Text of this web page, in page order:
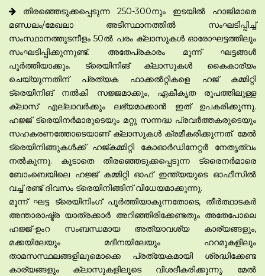
തിരഞ്ഞെടുക്കപ്പെടുന്ന 250-300നും ഇടയിൽ ഹാജിമാരെ
മണ്ഡലം/മേഖലാ അടിസ്ഥാനത്തിൽ സംഘടിപ്പിച്ച്
സംസ്ഥാനത്തുടനീളം 50ൽ പരം ക്ലാസുകൾ ഓരോഘട്ടത്തിലും
സംഘടിപ്പിക്കുന്നുണ്ട്. അതേപ്രകാരം മൂന്ന് ഘട്ടങ്ങൾ
പൂർത്തിയാക്കും. ട്രെയിനിങ് ക്ലാസുകൾ കൈകാര്യം
ചെയ്യുന്നതിന് പ്രത്യക ഫാക്കൽറ്റികളെ ഹജ് കമ്മിറ്റി
ട്രെയിനിങ് നൽകി സജ്ജമാക്കും, ഏകീകൃത രൂപത്തിലുള്ള
ക്ലാസ് എല്ലാവർക്കും ലഭ്യമാക്കാൻ ഇത് ഉപകരിക്കുന്നു.
ഹജ്ജ് ട്രെയിനർമാരുടെയും മറ്റു സന്നദ്ധ പ്രവർത്തകരുടെയും
സഹകരണത്തോടെയാണ് ക്ലാസുകൾ ക്രമീകരിക്കുന്നത്. മേൽ
ട്രെയിനിങ്ങുകൾക്ക് ഹജ്കമ്മിറ്റി കോഓർഡിനേറ്റർ നേതൃത്വം
നൽകുന്നു. കൂടാതെ തിരഞ്ഞെടുക്കപ്പെടുന്ന ട്രൈനർമാരെ
ബോംബെയിലെ ഹജ്ജ് കമ്മിറ്റി ഓഫ് ഇന്ത്യയുടെ ഓഫീസിൽ
വച്ച് രണ്ട് ദിവസം ട്രെയിനിങ്ങിന് വിധേയമാക്കുന്നു.
മൂന്ന് ഘട്ട ട്രെയിനിംഗ് പൂർത്തിയാകുന്നതോടെ, തീർത്ഥാടകർ
അന്താരാഷ്ട്ര യാത്രക്കാർ അറിഞ്ഞിരിക്കേണ്ടതും അതേപോലെ
ഹജ്ജ്-ഉംറ സംബന്ധമായ അത്യാവശ്യ കാര്യങ്ങളും,
മക്കയിലേയും മദീനയിലേയും ഹറമുകളിലും
താമസസ്ഥലങ്ങളിലുമൊക്കെ പ്രത്യേകമായി ശ്രദ്ധിക്കേണ്ട
കാര്യങ്ങളും ക്ലാസുകളിലൂടെ വിശദീകരിക്കുന്നു. മേൽ